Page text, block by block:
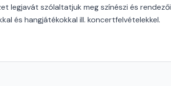
legjavát szólaltatjuk meg színészi és rendezői
és hangjátékokkal ill. koncertfelvételekkel.